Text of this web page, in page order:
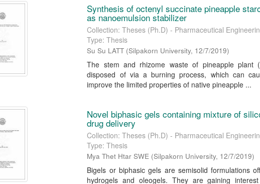
Synthesis of octenyl succinate pineapple
as nanoemulsion stabilizer
Collection: Theses (Ph.D) - Pharmaceutical
Type: Thesis
Su Su LATT (Silpakorn University, 12/7/2019)
The stem and rhizome waste of pineapple plant
disposed of via a burning process, which can
improve the limited properties of native pineapple ...
Novel biphasic gels containing mixture of
drug delivery
Collection: Theses (Ph.D) - Pharmaceutical
Type: Thesis
Mya Thet Htar SWE (Silpakorn University, 12/7/2019)
Bigels or biphasic gels are semisolid formulations
hydrogels and oleogels. They are gaining